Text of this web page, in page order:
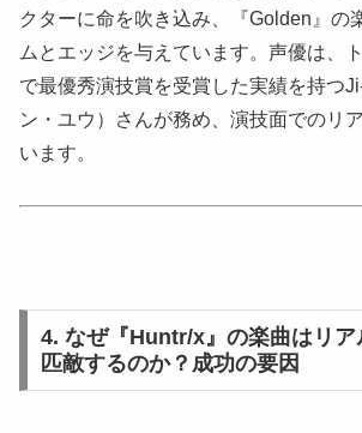
クターに命を吹き込み、『Golden』の
ムとエッジを与えています。声優は、
で最優秀演技賞を受賞した実績を持つ
ン・ユウ）さんが務め、演技面でのリ
います。
4. なぜ『Huntr/x』の楽曲はリア
匹敵するのか？成功の要因